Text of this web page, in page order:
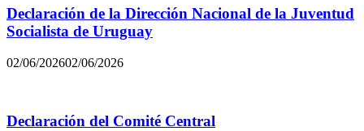
Declaración de la Dirección Nacional de la Juventud
Socialista de Uruguay
02/06/202602/06/2026
Declaración del Comité Central